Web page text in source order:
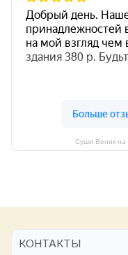
Суши Веник на
КОНТАКТЫ